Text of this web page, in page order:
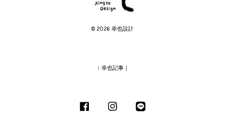
© 2026 幸也設計
︱幸也記事｜
Facebook Instagram